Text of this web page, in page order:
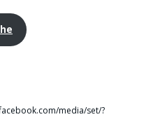
media/set/?